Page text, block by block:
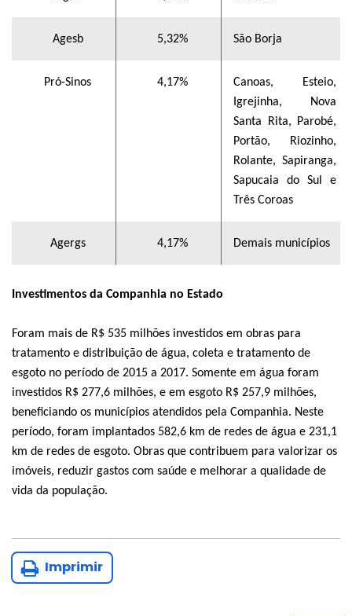
Agesb 5,32% São Borja
Pró-Sinos 4,17%
Canoas, Esteio,
Igrejinha, Nova
Santa Rita, Parobé,
Portão, Riozinho,
Rolante, Sapiranga,
Sapucaia do Sul e
Três Coroas
Agergs 4,17% Demais municípios
Investimentos da Companhia no Estado
Foram mais de R$ 535 milhões investidos em obras para
tratamento e distribuição de água, coleta e tratamento de
esgoto no período de 2015 a 2017. Somente em água foram
investidos R$ 277,6 milhões, e em esgoto R$ 257,9 milhões,
beneficiando os municípios atendidos pela Companhia. Neste
período, foram implantados 582,6 km de redes de água e 231,1
km de redes de esgoto. Obras que contribuem para valorizar os
imóveis, reduzir gastos com saúde e melhorar a qualidade de
vida da população.
Imprimir